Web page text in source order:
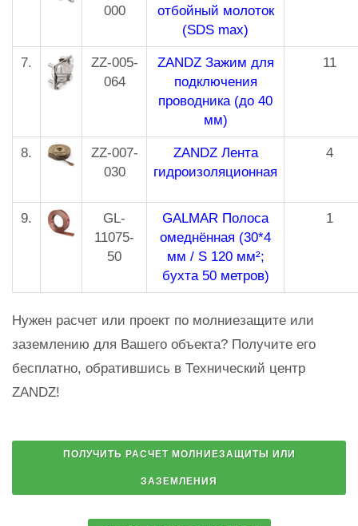
000
отбойный молоток
(SDS max)
7.
ZZ-005-
064
ZANDZ Зажим для
подключения
проводника (до 40
мм)
11
8.
ZZ-007-
030
ZANDZ Лента
гидроизоляционная
4
9.
GL-
11075-
50
GALMAR Полоса
омеднённая (30*4
мм / S 120 мм²;
бухта 50 метров)
1
Нужен расчет или проект по молниезащите или
заземлению для Вашего объекта? Получите его
бесплатно, обратившись в Технический центр
ZANDZ!